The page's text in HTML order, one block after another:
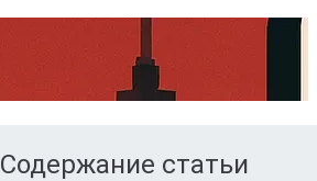
Содержание статьи